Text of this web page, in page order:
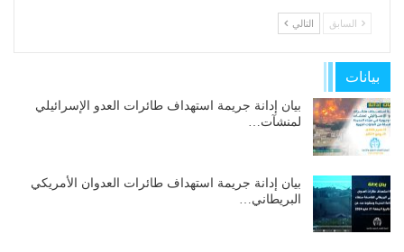
السابق التالي
بيانات
بيان إدانة جريمة استهداف طائرات العدو الإسرائيلي
لمنشآت…
بيان إدانة جريمة استهداف طائرات العدوان الأمريكي
البريطاني…